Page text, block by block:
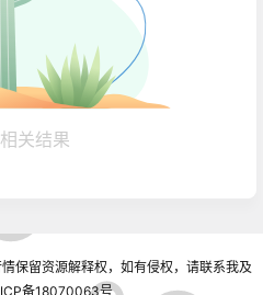
关结果
情保留资源解释权，如有侵权，请联系我及
备18070063号